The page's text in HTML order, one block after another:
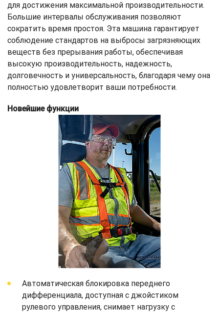
для достижения максимальной производительности.
Большие интервалы обслуживания позволяют
сократить время простоя. Эта машина гарантирует
соблюдение стандартов на выбросы загрязняющих
веществ без прерывания работы, обеспечивая
высокую производительность, надежность,
долговечность и универсальность, благодаря чему она
полностью удовлетворит ваши потребности.
Новейшие функции
Автоматическая блокировка переднего
дифференциала, доступная с джойстиком
рулевого управления, снимает нагрузку с